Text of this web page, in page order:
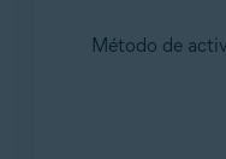
Método de